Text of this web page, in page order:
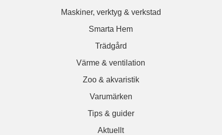
Maskiner, verktyg & verkstad
Smarta Hem
Trädgård
Värme & ventilation
Zoo & akvaristik
Varumärken
Tips & guider
Aktuellt